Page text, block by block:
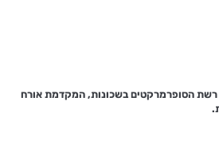
רשת הסופרמרקטים בשכונות, המקדמת אורח